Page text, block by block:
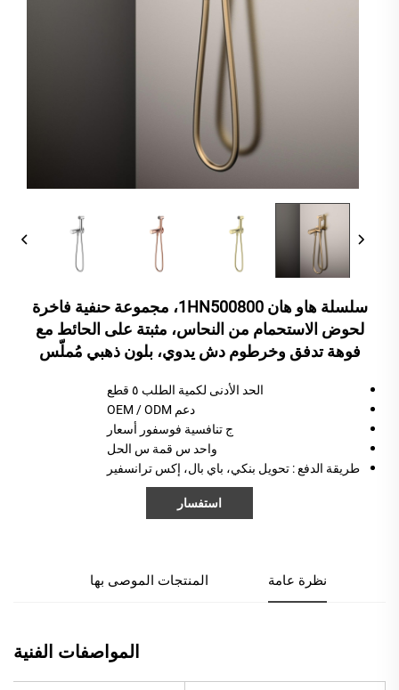
سلسلة هاو هان 1HN500800، مجموعة حنفية فاخرة
لحوض الاستحمام من النحاس، مثبتة على الحائط مع
فوهة تدفق وخرطوم دش يدوي، بلون ذهبي مُملّس
الحد الأدنى لكمية الطلب ٥ قطع
دعم OEM / ODM
ج تنافسية فوسفور أسعار
واحد س قمة س الحل
طريقة الدفع: تحويل بنكي، باي بال، إكس ترانسفير
استفسار
نظرة عامة المنتجات الموصى بها
المواصفات الفنية